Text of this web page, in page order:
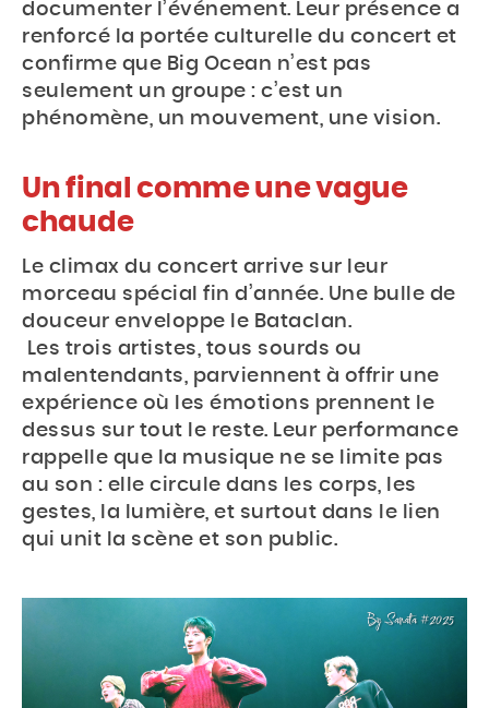
Rechercher
sur
site
Rechercher
BOUTIQUE
Accueil
Events
Mag & livres
documenter l’événement. Leur présence a
renforcé la portée culturelle du concert et
confirme que Big Ocean n’est pas
seulement un groupe : c’est un
phénomène, un mouvement, une vision.
Un final comme une vague
chaude
Le climax du concert arrive sur leur
morceau spécial fin d’année. Une bulle de
douceur enveloppe le Bataclan.
Les trois artistes, tous sourds ou
malentendants, parviennent à offrir une
expérience où les émotions prennent le
dessus sur tout le reste. Leur performance
rappelle que la musique ne se limite pas
au son : elle circule dans les corps, les
gestes, la lumière, et surtout dans le lien
qui unit la scène et son public.